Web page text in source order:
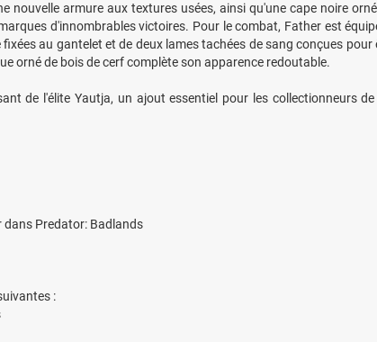
armure aux textures usées, ainsi qu'une cape noire
d'innombrables victoires. Pour le combat, Father est
au gantelet et de deux lames tachées de sang conçues
orné de bois de cerf complète son apparence redoutable.
de l'élite Yautja, un ajout essentiel pour les collectionneurs
dans Predator: Badlands
: